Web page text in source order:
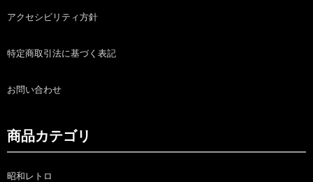
アクセシビリティ方針
特定商取引法に基づく表記
お問い合わせ
商品カテゴリ
昭和レトロ